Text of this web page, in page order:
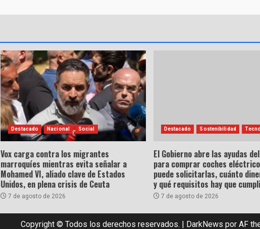
Destacado Nacional Social
Vox carga contra los migrantes
marroquíes mientras evita señalar a
Mohamed VI, aliado clave de Estados
Unidos, en plena crisis de Ceuta
7 de agosto de 2026
Destacado Sostenibilidad
El Gobierno abre las ayudas
para comprar coches
puede solicitarlas, cuánto
y qué requisitos hay que
7 de agosto de 2026
Copyright © Todos los derechos reservados. | DarkNews por AF